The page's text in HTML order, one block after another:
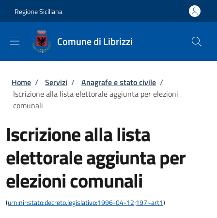
Regione Siciliana
Comune di Librizzi
Briciole di pane
Home / Servizi / Anagrafe e stato civile /
Iscrizione alla lista elettorale aggiunta per elezioni
comunali
Iscrizione alla lista
elettorale aggiunta per
elezioni comunali
(urn:nir:stato:decreto.legislativo:1996-04-12;197~art1)